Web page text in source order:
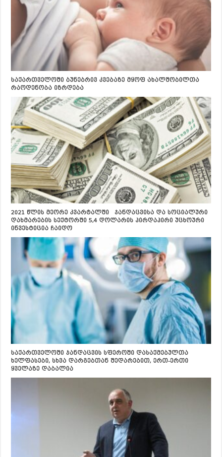
საქართველოში ბუნებრივ კვებაზე მყოფ ახალშობილთა
რაოდენობა იზრდება
2021 წლის მეორე კვარტალში ჯანდაცვისა და სოციალური
დახმარების სექტორში 5,4 დოლარის პირდაპირი უცხოური
ინვესტიცია ჩაიდო
საქართველოში ჯანდაცვის სფეროში დასაქმებულთა
ხელფასები, სხვა დარგებთან შედარებით, ერთ-ერთი
ყველაზე დაბალია